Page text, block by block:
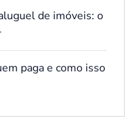
de imóveis: o
paga e como isso